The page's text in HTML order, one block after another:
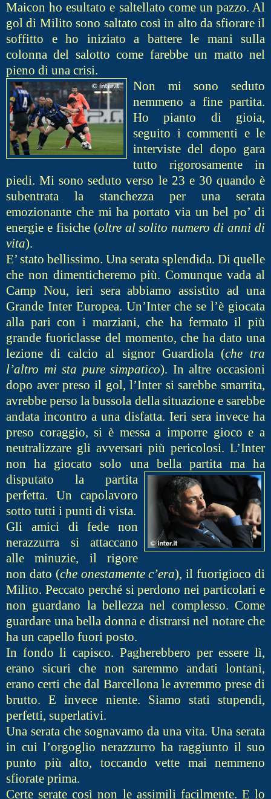
Maicon ho esultato e saltellato come un pazzo. Al
gol di Milito sono saltato così in alto da sfiorare il
soffitto e ho iniziato a battere le mani sulla
colonna del salotto come farebbe un matto nel
pieno di una crisi.
Non mi sono seduto
nemmeno a fine partita.
Ho pianto di gioia,
seguito i commenti e le
interviste del dopo gara
tutto rigorosamente in
piedi. Mi sono seduto verso le 23 e 30 quando è
subentrata la stanchezza per una serata
emozionante che mi ha portato via un bel po’ di
energie e fisiche (oltre al solito numero di anni di
vita).
E’ stato bellissimo. Una serata splendida. Di quelle
che non dimenticheremo più. Comunque vada al
Camp Nou, ieri sera abbiamo assistito ad una
Grande Inter Europea. Un’Inter che se l’è giocata
alla pari con i marziani, che ha fermato il più
grande fuoriclasse del momento, che ha dato una
lezione di calcio al signor Guardiola (che tra
l’altro mi sta pure simpatico). In altre occasioni
dopo aver preso il gol, l’Inter si sarebbe smarrita,
avrebbe perso la bussola della situazione e sarebbe
andata incontro a una disfatta. Ieri sera invece ha
preso coraggio, si è messa a imporre gioco e a
neutralizzare gli avversari più pericolosi. L’Inter
non ha giocato solo una bellapartita ma ha
disputato la partita
perfetta. Un capolavoro
sotto tutti i punti di vista.
Gli amici di fede non
nerazzurra si attaccano
alle minuzie, il rigore
non dato (che onestamente c’era), il fuorigioco di
Milito. Peccato perché si perdono nei particolari e
non guardano la bellezza nel complesso. Come
guardare una bella donna e distrarsi nel notare che
ha un capello fuori posto.
In fondo li capisco. Pagherebbero per essere lì,
erano sicuri che non saremmo andati lontani,
erano certi che dal Barcellona le avremmo prese di
brutto. E invece niente. Siamo stati stupendi,
perfetti, superlativi.
Una serata che sognavamo da una vita. Una serata
in cui l’orgoglio nerazzurro ha raggiunto il suo
punto più alto, toccando vette mai nemmeno
sfiorate prima.
Certe serate così non le assimili facilmente. E lo